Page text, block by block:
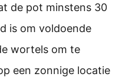
de pot minstens 30
is om voldoende
wortels om te
een zonnige locatie